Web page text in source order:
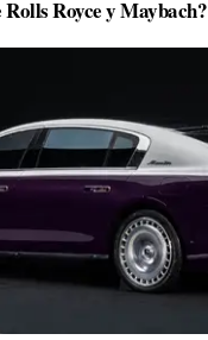
Royce y Maybach?